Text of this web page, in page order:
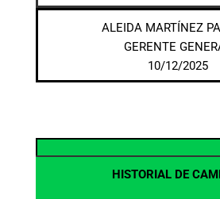
ALEIDA MARTÍNEZ
GERENTE
10/12/2025
HISTORIAL DE